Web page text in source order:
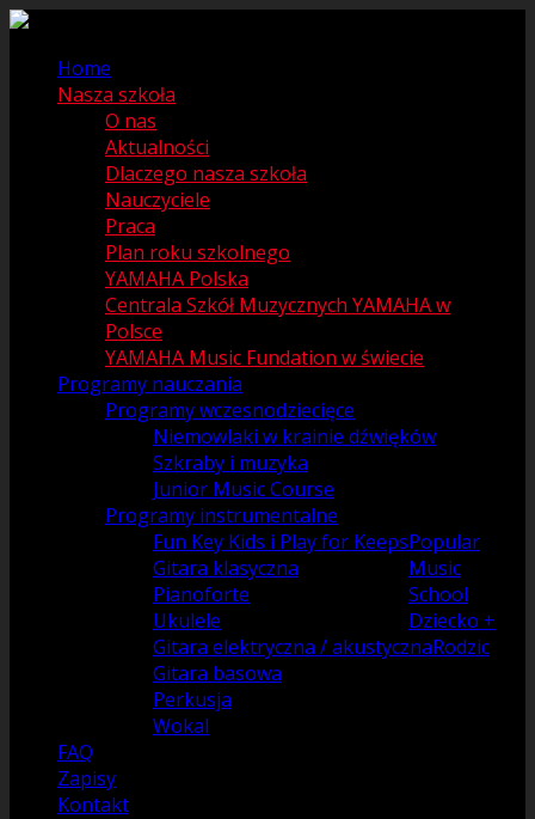
Home
Nasza szkoła
O nas
Aktualności
Dlaczego nasza szkoła
Nauczyciele
Praca
Plan roku szkolnego
YAMAHA Polska
Centrala Szkół Muzycznych YAMAHA w
Polsce
YAMAHA Music Fundation w świecie
Programy nauczania
Programy wczesnodziecięce
Niemowlaki w krainie dźwięków
Szkraby i muzyka
Junior Music Course
Programy instrumentalne
Fun Key Kids i Play for Keeps
Gitara klasyczna
Pianoforte
Ukulele
Popular
Music
School
Gitara elektryczna / akustyczna
Gitara basowa
Perkusja
Wokal
Dziecko +
Rodzic
FAQ
Zapisy
Kontakt